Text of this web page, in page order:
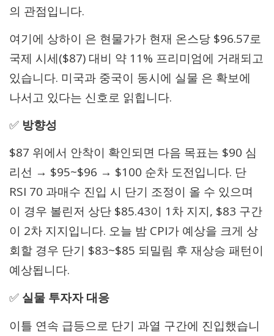
의 관점입니다.
여기에 상하이 은 현물가가 현재 온스당 $96.57로
국제 시세($87) 대비 약 11% 프리미엄에 거래되고
있습니다. 미국과 중국이 동시에 실물 은 확보에
나서고 있다는 신호로 읽힙니다.
✅ 방향성
$87 위에서 안착이 확인되면 다음 목표는 $90 심
리선 → $95~$96 → $100 순차 도전입니다. 단
RSI 70 과매수 진입 시 단기 조정이 올 수 있으며
이 경우 볼린저 상단 $85.43이 1차 지지, $83 구간
이 2차 지지입니다. 오늘 밤 CPI가 예상을 크게 상
회할 경우 단기 $83~$85 되밀림 후 재상승 패턴이
예상됩니다.
✅ 실물 투자자 대응
이틀 연속 급등으로 단기 과열 구간에 진입했습니